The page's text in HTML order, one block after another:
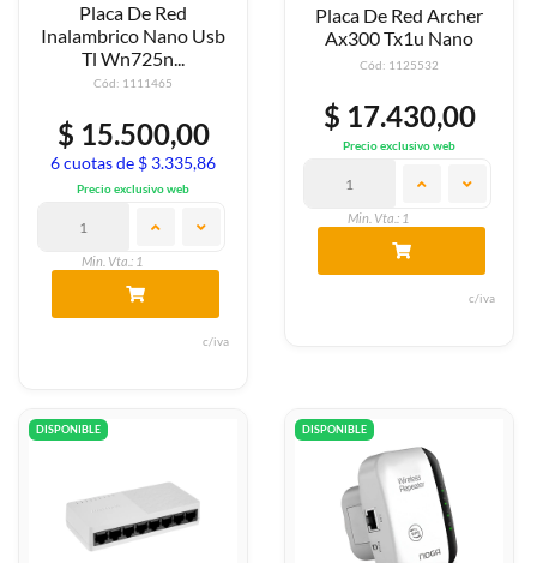
Placa De Red
Inalambrico Nano Usb
Tl Wn725n...
Cód: 1111465
$ 15.500,00
6 cuotas de $ 3.335,86
Precio exclusivo web
Min. Vta.: 1
c/iva
Placa De Red Archer
Ax300 Tx1u Nano
Cód: 1125532
$ 17.430,00
Precio exclusivo web
Min. Vta.: 1
c/iva
DISPONIBLE DISPONIBLE